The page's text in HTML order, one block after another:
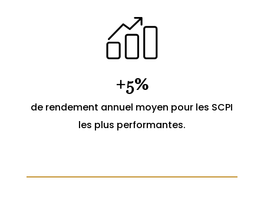
+5%
de rendement annuel moyen pour les SCPI
les plus performantes.